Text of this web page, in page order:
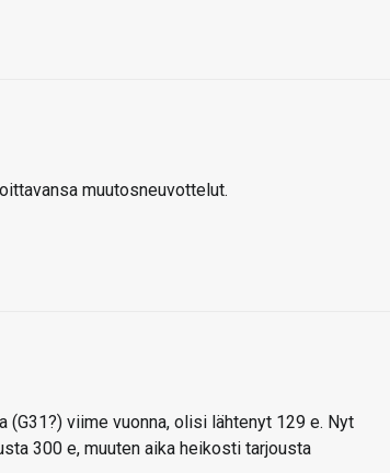
muutosneuvottelut.
viime vuonna, olisi lähtenyt 129 e. Nyt
300 e, muuten aika heikosti tarjousta